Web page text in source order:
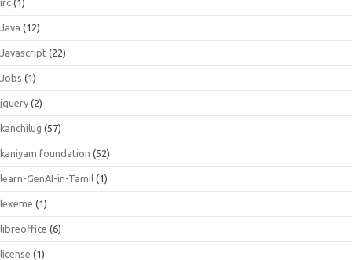
irc (1)
Java (12)
Javascript (22)
Jobs (1)
jquery (2)
kanchilug (57)
kaniyam foundation (52)
learn-GenAI-in-Tamil (1)
lexeme (1)
libreoffice (6)
license (1)